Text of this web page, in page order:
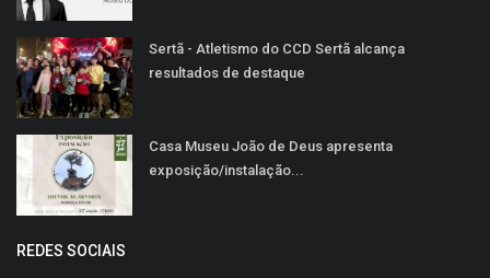
Sertã - Atletismo do CCD Sertã alcança
resultados de destaque
Casa Museu João de Deus apresenta
exposição/instalação...
REDES SOCIAIS